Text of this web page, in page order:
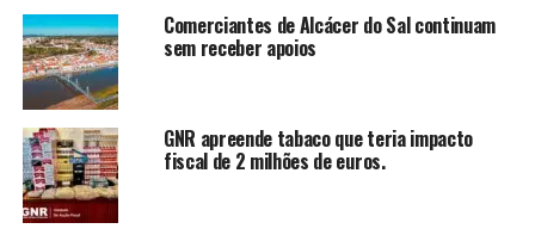
Comerciantes de Alcácer do Sal continuam
sem receber apoios
GNR apreende tabaco que teria impacto
fiscal de 2 milhões de euros.